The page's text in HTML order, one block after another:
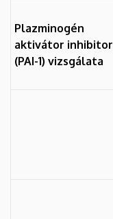
Plazminogén
aktivátor inhibitor
(PAI-1) vizsgálata